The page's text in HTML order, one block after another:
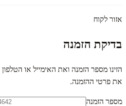
אזור לקוח
בדיקת הזמנה
הזינו מספר הזמנה ואת האימייל או
את פרטי ההזמנה.
מספר הזמנה